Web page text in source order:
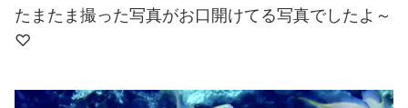
たまたま撮った写真がお口開けてる写真でしたよ～
♡